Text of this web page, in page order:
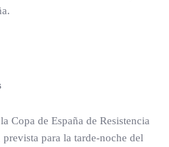
Copa de España de Resistencia
para la tarde-noche del